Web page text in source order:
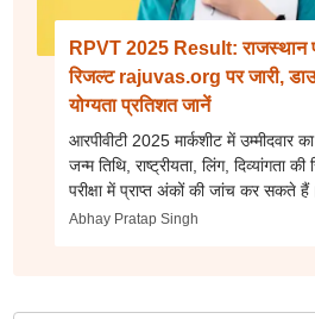
RPVT 2025 Result: राजस्थान
रिजल्ट rajuvas.org पर जारी,
योग्यता प्रतिशत जानें
आरपीवीटी 2025 मार्कशीट में उम्मीदवार का
जन्म तिथि, राष्ट्रीयता, लिंग, दिव्यांगता
परीक्षा में प्राप्त अंकों की जांच कर सकते
Abhay Pratap Singh